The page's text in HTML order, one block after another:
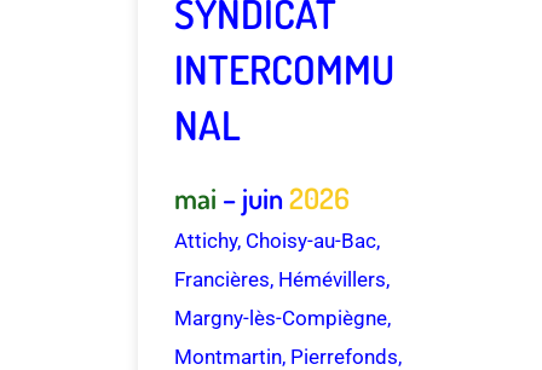
SYNDICAT
INTERCOMMU
NAL
mai – juin2026
Attichy, Choisy-au-Bac,
Francières, Hémévillers,
Margny-lès-Compiègne,
Montmartin, Pierrefonds,